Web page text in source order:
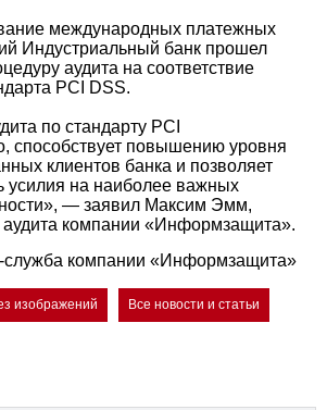
международных платежных
Индустриальный банк прошел
аудита на соответствие
PCI DSS.
по стандарту PCI
способствует повышению уровня
клиентов банка и позволяет
усилия на наиболее важных
— заявил Максим Эмм,
аудита компании «Информзащита».
служба компании «Информзащита»
изображений Все новости и статьи